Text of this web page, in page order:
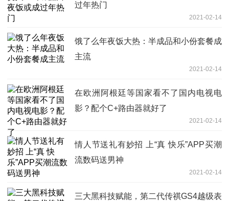
过年热门
2021-02-14
饿了么年夜饭大热：半成品和小份套餐成
主流
2021-02-14
在欧洲阿根廷等国家看不了国内电视电
影？配个C+路由器就好了
2021-02-14
情人节送礼有妙招 上“真 快乐”APP买潮
流数码送男神
2021-02-14
三大黑科技赋能，第二代传祺GS4越级表